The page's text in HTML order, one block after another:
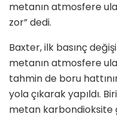
metanın atmosfere
zor” dedi.
Baxter, ilk basınç
metanın atmosfere
tahmin de boru
yola çıkarak yapıldı.
metan karbondioksite